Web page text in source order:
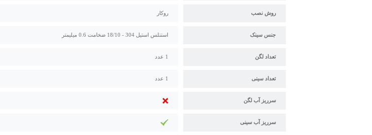
روش نصب روکار
جنس سینک استنلس استیل 304 - 18/10 ضخامت 0.6 میلیمتر
تعداد لگن 1 عدد
تعداد سینی 1 عدد
سرریز آب لگن
سرریز آب سینی